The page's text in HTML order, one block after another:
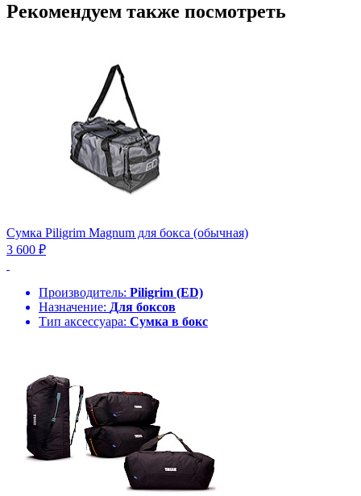
Рекомендуем также посмотреть
Сумка Piligrim Magnum для бокса (обычная)
3 600 ₽
Производитель: Piligrim (ED)
Назначение: Для боксов
Тип аксессуара: Сумка в бокс